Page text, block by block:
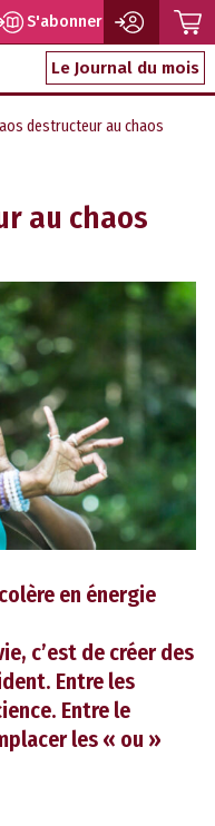
S'abonner
Le Journal du mois
destructeur au chaos
au chaos
en énergie
c’est de créer des
Entre les
Entre le
les « ou »